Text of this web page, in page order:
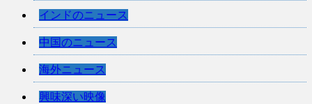
インドのニュース
中国のニュース
海外ニュース
興味深い映像